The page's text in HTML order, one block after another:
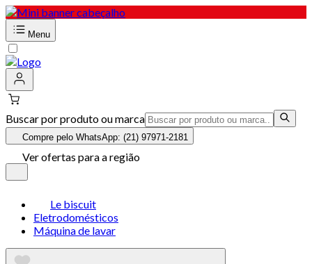
Menu
Buscar por produto ou marca
Compre pelo WhatsApp: (21) 97971-2181
Ver ofertas para a região
Le biscuit
Eletrodomésticos
Máquina de lavar